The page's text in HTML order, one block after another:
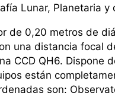
Lunar, Planetaria y
de 0,20 metros de
una distancia focal
CCD QH6.
están
son: